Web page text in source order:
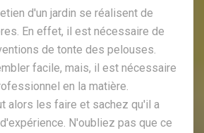
d'un jardin se réalisent de
En effet, il est nécessaire de
de tonte des pelouses.
facile, mais, il est nécessaire
en la matière.
alors les faire et sachez qu'il a
N'oubliez pas que ce